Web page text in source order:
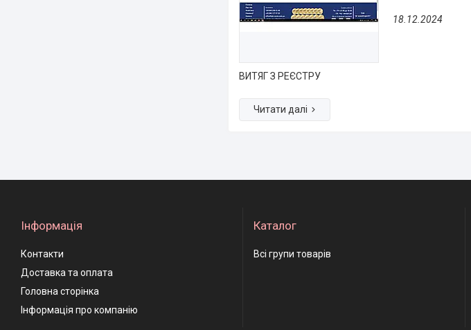
18.12.2024
ВИТЯГ З РЕЄСТРУ
Інформація
Контакти
Доставка та оплата
Головна сторінка
Інформація про компанію
Каталог
Всі групи товарів